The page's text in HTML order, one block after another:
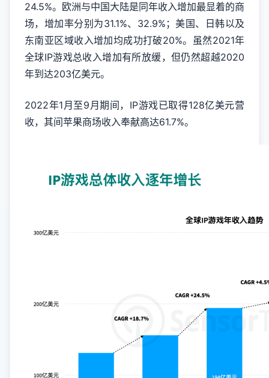
24.5%。欧洲与中国大陆是同年收入增加最显着的商
场，增加率分别为31.1%、32.9%；美国、日韩以及
东南亚区域收入增加均成功打破20%。虽然2021年
全球IP游戏总收入增加有所放缓，但仍然超越2020
年到达203亿美元。
2022年1月至9月期间，IP游戏已取得128亿美元营
收，其间苹果商场收入奉献高达61.7%。